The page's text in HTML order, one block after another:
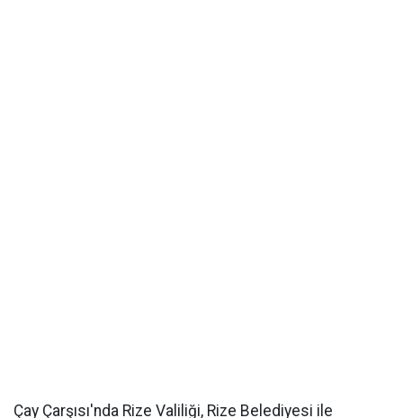
Çay Çarşısı'nda Rize Valiliği, Rize Belediyesi ile